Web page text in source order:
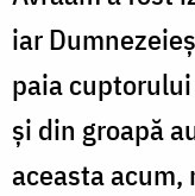
iar
paia
şi din groapă
aceasta